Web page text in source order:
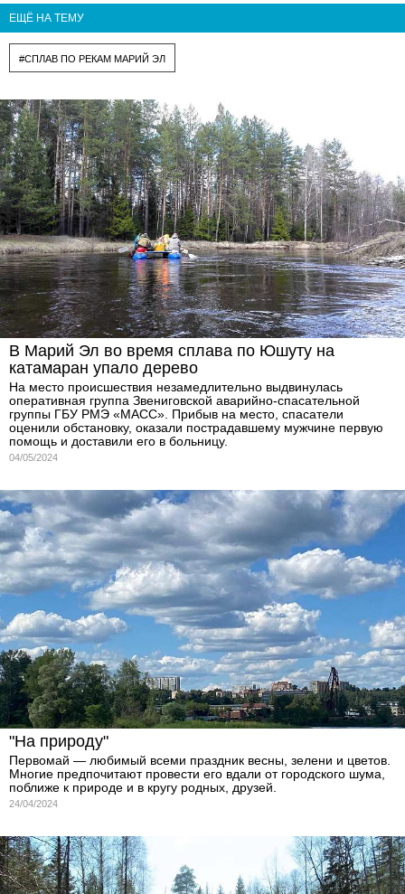
ЕЩЁ НА ТЕМУ
#СПЛАВ ПО РЕКАМ МАРИЙ ЭЛ
В Марий Эл во время сплава по Юшуту на
катамаран упало дерево
На место происшествия незамедлительно выдвинулась
оперативная группа Звениговской аварийно-спасательной
группы ГБУ РМЭ «МАСС». Прибыв на место, спасатели
оценили обстановку, оказали пострадавшему мужчине первую
помощь и доставили его в больницу.
04/05/2024
"На природу"
Первомай — любимый всеми праздник весны, зелени и цветов.
Многие предпочитают провести его вдали от городского шума,
поближе к природе и в кругу родных, друзей.
24/04/2024